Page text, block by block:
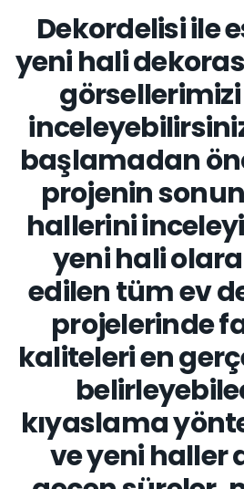
Dekordelisi ile
yeni hali
başlamadan
projenin
hallerini
yeni hali
edilen tüm ev
projelerinde
kaliteleri en
kıyaslama
ve yeni haller